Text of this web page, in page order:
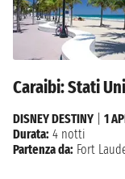
Caraibi: Stati
DISNEY DESTINY
1
Durata: 4 notti
Partenza da: Fort